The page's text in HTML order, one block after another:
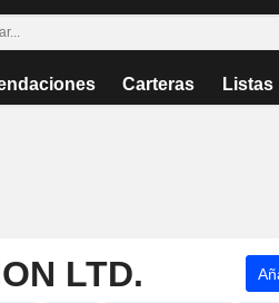
Carteras Listas
LTD.